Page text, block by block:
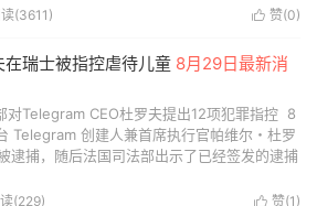
 赞(0)
(3611 )
瑞士被指控虐待儿童 8月29日最新消
对Telegram CEO杜罗夫提出12项犯罪指控 8
Telegram 创建人兼首席执行官帕维尔・杜罗
逮捕，随后法国司法部出示了已经签发的逮捕
 赞(1 )
(229)